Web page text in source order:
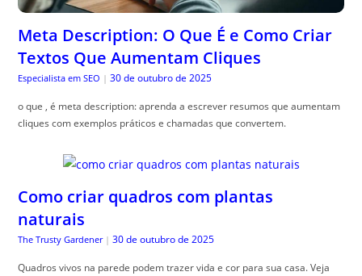
Meta Description: O Que É e Como Criar
Textos Que Aumentam Cliques
Especialista em SEO | 30 de outubro de 2025
o que , é meta description: aprenda a escrever resumos que aumentam
cliques com exemplos práticos e chamadas que convertem.
Como criar quadros com plantas
naturais
The Trusty Gardener | 30 de outubro de 2025
Quadros vivos na parede podem trazer vida e cor para sua casa. Veja